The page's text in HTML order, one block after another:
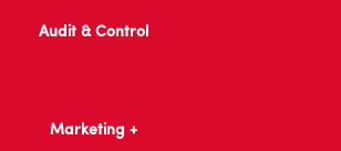
Audit & Control
Marketing +